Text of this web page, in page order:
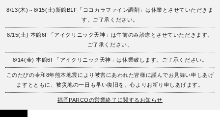
8/13(木)～8/15(土)新館B1F「ココカラファイン調剤」は休業とさせていただきま
す。ご了承ください。
8/15(土) 本館6F「アイクリニック天神」は午前のみ診療とさせていただきます。
ご了承ください。
8/14(金) 本館6F「アイクリニック天神」は休業致します。ご了承ください。
このたびの令和8年熊本地震により被害にあわれた皆様に謹んでお見舞い申しあげ
ますとともに、被災地の一日も早い復旧を、心よりお祈り申しあげます。
福岡PARCOの営業終了に関するお知らせ
フロアガイド
施設案内・アクセス
イベント・ポップアップ
ENGLISH
繁体字
簡体字